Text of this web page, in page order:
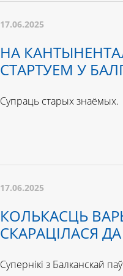
17.06.2025
НА
СТАРТУЕМ У
Супраць старых знаёмых.
17.06.2025
КОЛЬКАСЦЬ
СКАРАЦІЛАСЯ
Супернікі з Балканскай